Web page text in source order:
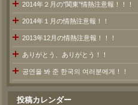
2014年２月の”関東”情熱注意報！！！
2014年１月の情熱注意報！！
2013年12月の情熱注意報！！！
ありがとう、ありがとう！！
공연을 봐 준 한국의 여러분에게！！
投稿カレンダー